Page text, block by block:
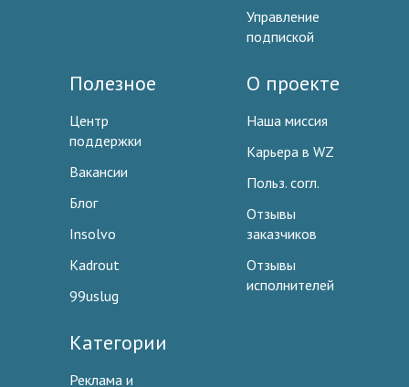
Управление
подпиской
Полезное
Центр
поддержки
Вакансии
Блог
Insolvo
Kadrout
99uslug
О проекте
Наша миссия
Карьера в WZ
Польз. согл.
Отзывы
заказчиков
Отзывы
исполнителей
Категории
Реклама и